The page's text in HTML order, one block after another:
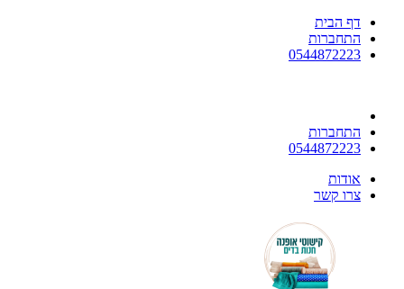
דף הבית
התחברות
0544872223
התחברות
0544872223
אודות
צרו קשר